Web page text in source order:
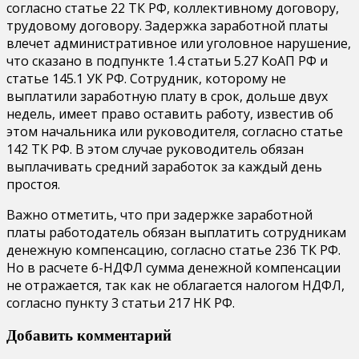
согласно статье 22 ТК РФ, коллективному договору,
трудовому договору. Задержка заработной платы
влечет административное или уголовное нарушение,
что сказано в подпункте 1.4 статьи 5.27 КоАП РФ и
статье 145.1 УК РФ. Сотрудник, которому не
выплатили заработную плату в срок, дольше двух
недель, имеет право оставить работу, известив об
этом начальника или руководителя, согласно статье
142 ТК РФ. В этом случае руководитель обязан
выплачивать средний заработок за каждый день
простоя.
Важно отметить, что при задержке заработной
платы работодатель обязан выплатить сотрудникам
денежную компенсацию, согласно статье 236 ТК РФ.
Но в расчете 6-НДФЛ сумма денежной компенсации
не отражается, так как не облагается налогом НДФЛ,
согласно пункту 3 статьи 217 НК РФ.
Добавить комментарий